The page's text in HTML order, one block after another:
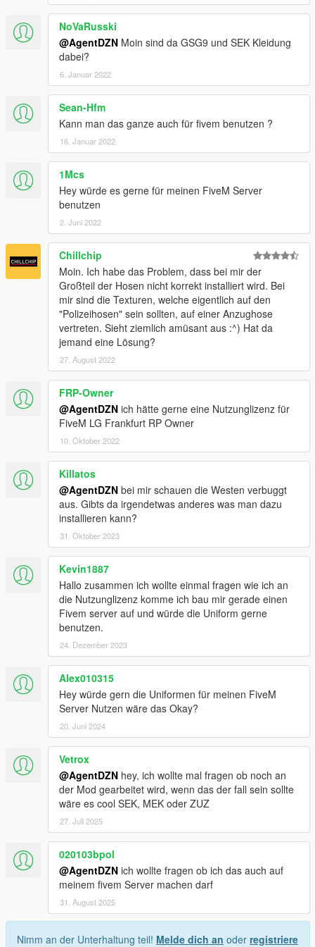
dann erneut hochladet.
(2) Es ist generell untersagt diese Datei auf anderen
Webseiten erneut hochzuladen.
(3) Falls ihr das German EUP für FiveM oder der gleichen
nutzten wollt benötigt ihr eine Zustimmung von AgentDZN.
Terms of use
(1) It's forbidden to modify and then re-release them without
my permission.
(2) It is forbidden to upload this file again on other websites.
(3) If you want to use the German EUP for FiveM or the same
you need AgentDZN's permission.
NoVaRusski
@AgentDZN Moin sind da GSG9 und SEK Kleidung
dabei?
6. Januar 2022
Sean-Hfm
Kann man das ganze auch für fivem benutzen ?
16. Januar 2022
1Mcs
Hey würde es gerne für meinen FiveM Server
benutzen
2. Juni 2022
Chillchip
Moin. Ich habe das Problem, dass bei mir der
Großteil der Hosen nicht korrekt installiert wird. Bei
mir sind die Texturen, welche eigentlich auf den
"Polizeihosen" sein sollten, auf einer Anzughose
vertreten. Sieht ziemlich amüsant aus :^) Hat da
jemand eine Lösung?
27. August 2022
FRP-Owner
@AgentDZN ich hätte gerne eine Nutzunglizenz für
FiveM LG Frankfurt RP Owner
10. Oktober 2022
Killatos
@AgentDZN bei mir schauen die Westen verbuggt
aus. Gibts da irgendetwas anderes was man dazu
installieren kann?
31. Oktober 2023
Kevin1887
Hallo zusammen ich wollte einmal fragen wie ich an
die Nutzunglizenz komme ich bau mir gerade einen
Fivem server auf und würde die Uniform gerne
benutzen.
24. Dezember 2023
Alex010315
Hey würde gern die Uniformen für meinen FiveM
Server Nutzen wäre das Okay?
20. Juni 2024
Vetrox
@AgentDZN hey, ich wollte mal fragen ob noch an
der Mod gearbeitet wird, wenn das der fall sein sollte
wäre es cool SEK, MEK oder ZUZ
27. Juli 2025
020103bpol
@AgentDZN ich wollte fragen ob ich das auch auf
meinem fivem Server machen darf
31. August 2025
Nimm an der Unterhaltung teil! Melde dich an oder registriere